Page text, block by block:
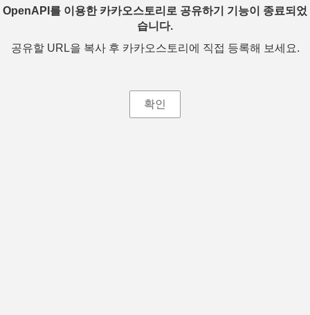
OpenAPI를 이용한 카카오스토리로 공유하기 기능이 종료되었
습니다.
공유할 URL을 복사 후 카카오스토리에 직접 등록해 보세요.
확인